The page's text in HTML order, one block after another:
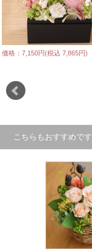
価格：7,150円(税込 7,865円)
こちらもおすすめです